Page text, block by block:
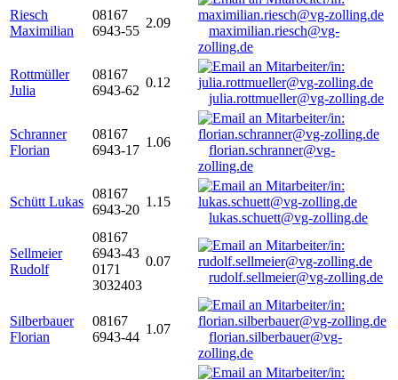
Riesch
Maximilian
08167
6943-55
2.09
maximilian.riesch@vg-
zolling.de
Rottmüller
Julia
08167
6943-62
0.12
julia.rottmueller@vg-zolling.de
Schranner
Florian
08167
6943-17
1.06
florian.schranner@vg-
zolling.de
Schütt Lukas
08167
6943-20
1.15
lukas.schuett@vg-zolling.de
Sellmeier
Rudolf
08167
6943-43
0171
3032403
0.07
rudolf.sellmeier@vg-zolling.de
Silberbauer
Florian
08167
6943-44
1.07
florian.silberbauer@vg-
zolling.de